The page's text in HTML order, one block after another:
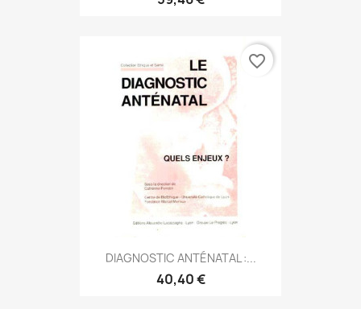
DIAGNOSTIC ANTÉNATAL :...
40,40 €
favorite_border